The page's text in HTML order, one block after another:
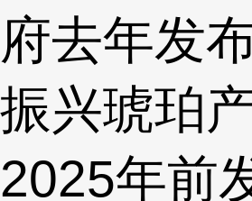
府去年发
振兴琥珀
2025年前